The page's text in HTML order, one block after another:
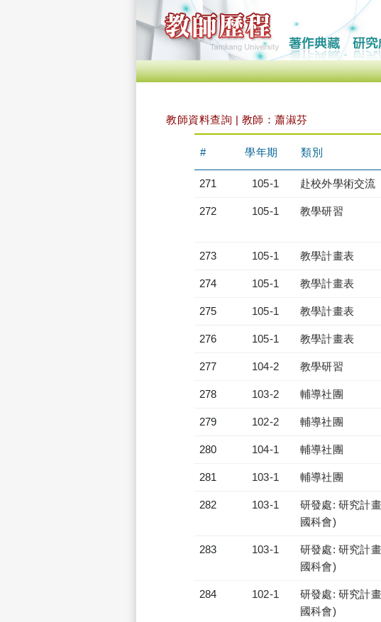
教師資料查詢 | 教師：蕭淑芬
# 學年期 類別
271 105-1 赴校外學術交流
272 105-1 教學研習
273 105-1 教學計畫表
274 105-1 教學計畫表
275 105-1 教學計畫表
276 105-1 教學計畫表
277 104-2 教學研習
278 103-2 輔導社團
279 102-2 輔導社團
280 104-1 輔導社團
281 103-1 輔導社團
282 103-1
研發處: 研究計
國科會)
283 103-1
研發處: 研究計
國科會)
284 102-1
研發處: 研究計
國科會)